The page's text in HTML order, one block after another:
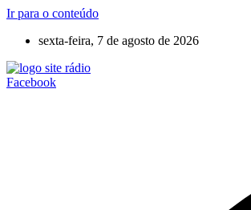
Ir para o conteúdo
sexta-feira, 7 de agosto de 2026
Facebook